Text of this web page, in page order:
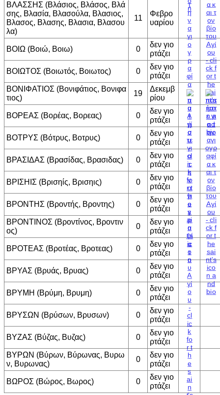
ΒΛΑΣΣΗΣ (Βλάσιος, Βλάσος, Βλά
σης, Βλασία, Βλασούλα, Βλασιος,
Βλασος, Βλασης, Βλασια, Βλασου
λα)
11
Φεβρο
υαρίου
ΒΟΙΩ (Βοιώ, Βοιω) 0
δεν γιο
ρτάζει
ΒΟΙΩΤΟΣ (Βοιωτός, Βοιωτος) 0
δεν γιο
ρτάζει
ΒΟΝΙΦΑΤΙΟΣ (Βονιφάτιος, Βονιφα
τιος)
19
Δεκεμβ
ρίου
ΒΟΡΕΑΣ (Βορέας, Βορεας) 0
δεν γιο
ρτάζει
ΒΟΤΡΥΣ (Βότρυς, Βοτρυς) 0
δεν γιο
ρτάζει
ΒΡΑΣΙΔΑΣ (Βρασίδας, Βρασιδας) 0
δεν γιο
ρτάζει
ΒΡΙΣΗΙΣ (Βρισηίς, Βρισηις) 0
δεν γιο
ρτάζει
ΒΡΟΝΤΗΣ (Βροντής, Βροντης) 0
δεν γιο
ρτάζει
ΒΡΟΝΤΙΝΟΣ (Βροντίνος, Βροντιν
ος)
0
δεν γιο
ρτάζει
ΒΡΟΤΕΑΣ (Βροτέας, Βροτεας) 0
δεν γιο
ρτάζει
ΒΡΥΑΣ (Βρυάς, Βρυας) 0
δεν γιο
ρτάζει
ΒΡΥΜΗ (Βρύμη, Βρυμη) 0
δεν γιο
ρτάζει
ΒΡΥΣΩΝ (Βρύσων, Βρυσων) 0
δεν γιο
ρτάζει
ΒΥΖΑΣ (Βύζας, Βυζας) 0
δεν γιο
ρτάζει
ΒΥΡΩΝ (Βύρων, Βύρωνας, Βυρω
ν, Βυρωνας)
0
δεν γιο
ρτάζει
ΒΩΡΟΣ (Βώρος, Βωρος) 0
δεν γιο
ρτάζει